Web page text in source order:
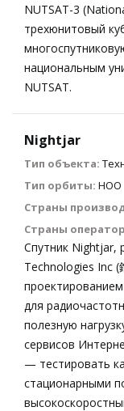
NUTSAT-3
трехюнитовый
национальным
NUTSAT.
Nightjar
Тип объекта:
Тип орбиты: НОО
Страны
Страны
Спутник Nightjar,
Technologies Inc
для
полезную
сервисов
— тестировать
стационарными